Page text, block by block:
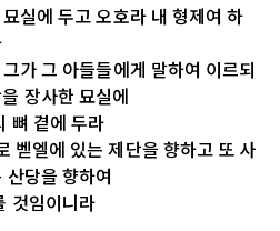
실에 두고 오호라 내 형제여 하
가 그 아들들에게 말하여 이르되
장사한 묘실에
뼈 곁에 두라
벧엘에 있는 제단을 향하고 또 사
당을 향하여
것임이니라